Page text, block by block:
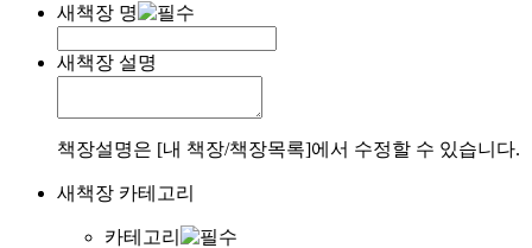
새책장 명
새책장 설명
책장설명은 [내 책장/책장목록]에서 수정할 수 있습니다.
새책장 카테고리
카테고리